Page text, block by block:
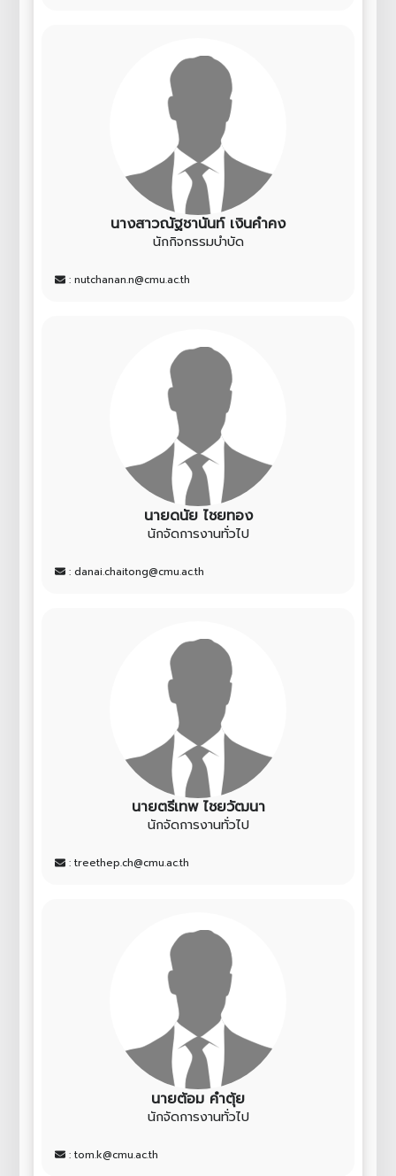
นางสาวณัฐชานันท์ เงินคำคง
นักกิจกรรมบำบัด
: nutchanan.n@cmu.ac.th
นายดนัย ไชยทอง
นักจัดการงานทั่วไป
: danai.chaitong@cmu.ac.th
นายตรีเทพ ไชยวัฒนา
นักจัดการงานทั่วไป
: treethep.ch@cmu.ac.th
นายต้อม คำตุ้ย
นักจัดการงานทั่วไป
: tom.k@cmu.ac.th